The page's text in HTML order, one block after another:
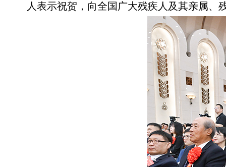
人表示祝贺，向全国广大残疾人及其亲属、